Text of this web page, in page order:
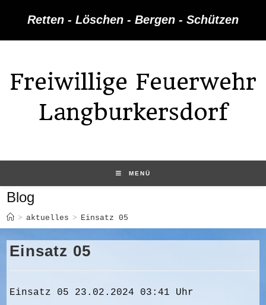
Retten - Löschen - Bergen - Schützen
Freiwillige Feuerwehr
Langburkersdorf
MENÜ
Blog
> aktuelles > Einsatz 05
Einsatz 05
Einsatz 05 23.02.2024 03:41 Uhr